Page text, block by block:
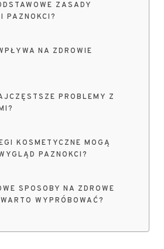
ZASADY
PAZNOKCI?
NA ZDROWIE
PROBLEMY Z
KOSMETYCZNE MOGĄ
PAZNOKCI?
SPOSOBY NA ZDROWE
WYPRÓBOWAĆ?